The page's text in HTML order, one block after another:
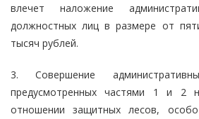
влечет наложение
должностных лиц в размере от
тысяч рублей.
3. Совершение
предусмотренных частями 1 и 2
отношении защитных лесов,